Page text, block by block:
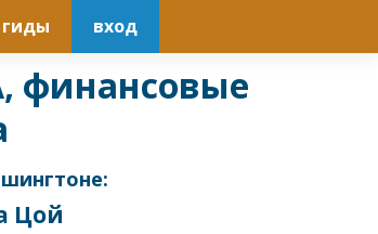
гиды вход
финансовые
Цой